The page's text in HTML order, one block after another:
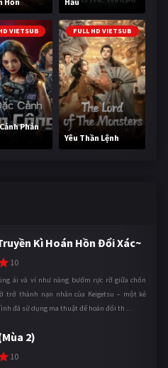
VIETSUB
Phản
FULL HD VIETSUB
Yêu Thần Lệnh
Kì Hoán Hồn Đổi Xác~
10
ái và ví như nàng bướm rực rỡ giữa chốn
trở thành nạn nhân của Keigetsu – một kẻ
đã sử dụng ma thuật để hoán đổi th ...
2)
10